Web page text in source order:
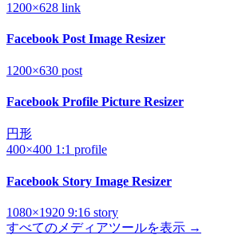
1200×628 link
Facebook Post Image Resizer
1200×630 post
Facebook Profile Picture Resizer
円形
400×400 1:1 profile
Facebook Story Image Resizer
1080×1920 9:16 story
すべてのメディアツールを表示 →